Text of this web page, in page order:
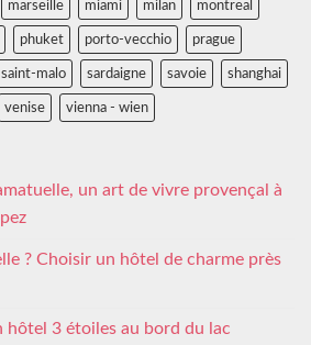
marseille miami milan montreal
phuket porto-vecchio prague
saint-malo sardaigne savoie shanghai
venise vienna - wien
un art de vivre provençal à
? Choisir un hôtel de charme près
hôtel 3 étoiles au bord du lac